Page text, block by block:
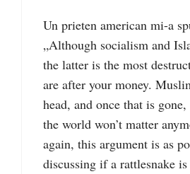
Un prieten american mi-a
„Although socialism and
the latter is the most
are after your money.
head, and once that is
the world won’t matter
again, this argument is as
discussing if a rattlesnake